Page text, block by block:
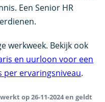
Een Senior HR
werkweek. Bekijk ook
en uurloon voor een
per ervaringsniveau.
op 26-11-2024 en geldt